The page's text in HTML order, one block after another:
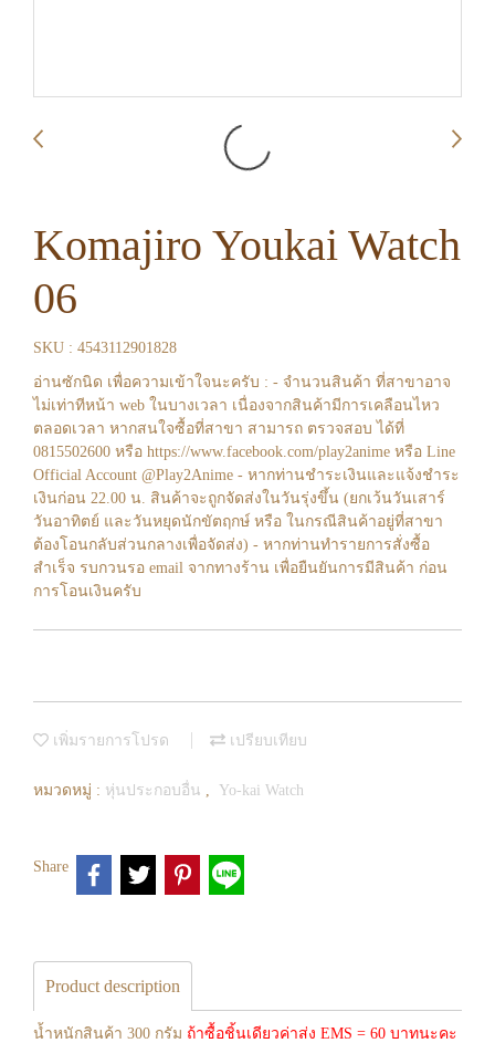
Komajiro Youkai Watch
06
SKU : 4543112901828
อ่านซักนิด เพื่อความเข้าใจนะครับ : - จำนวนสินค้า ที่สาขาอาจ
ไม่เท่าทีหน้า web ในบางเวลา เนื่องจากสินค้ามีการเคลือนไหว
ตลอดเวลา หากสนใจซื้อที่สาขา สามารถ ตรวจสอบ ได้ที่
0815502600 หรือ https://www.facebook.com/play2anime หรือ Line
Official Account @Play2Anime - หากท่านชำระเงินและแจ้งชำระ
เงินก่อน 22.00 น. สินค้าจะถูกจัดส่งในวันรุ่งขึ้น (ยกเว้นวันเสาร์
วันอาทิตย์ และวันหยุดนักขัตฤกษ์ หรือ ในกรณีสินค้าอยู่ที่สาขา
ต้องโอนกลับส่วนกลางเพื่อจัดส่ง) - หากท่านทำรายการสั่งซื้อ
สำเร็จ รบกวนรอ email จากทางร้าน เพื่อยืนยันการมีสินค้า ก่อน
การโอนเงินครับ
เพิ่มรายการโปรด เปรียบเทียบ
หมวดหมู่ : หุ่นประกอบอื่น , Yo-kai Watch
Share
Product description
น้ำหนักสินค้า 300 กรัม ถ้าซื้อชิ้นเดียวค่าส่ง EMS = 60 บาทนะคะ